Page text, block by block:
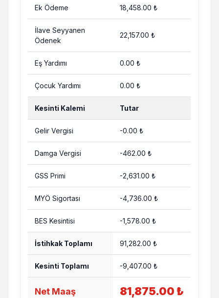
Ek Ödeme 18,458.00 ₺
İlave Seyyanen
Ödenek
22,157.00 ₺
Eş Yardımı 0.00 ₺
Çocuk Yardımı 0.00 ₺
Kesinti Kalemi Tutar
Gelir Vergisi -0.00 ₺
Damga Vergisi -462.00 ₺
GSS Primi -2,631.00 ₺
MYÖ Sigortası -4,736.00 ₺
BES Kesintisi -1,578.00 ₺
İstihkak Toplamı 91,282.00 ₺
Kesinti Toplamı -9,407.00 ₺
Net Maaş 81,875.00 ₺